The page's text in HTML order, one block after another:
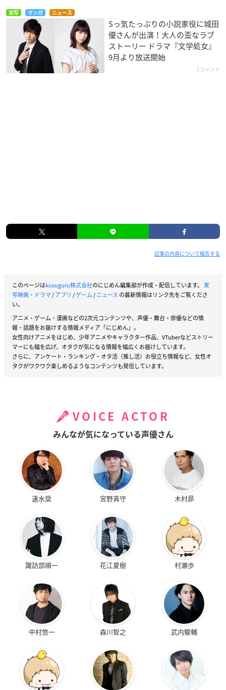
実写 マンガ ニュース
Sっ気たっぷりの小説家役に城田
優さんが出演！大人の歪なラブ
ストーリー ドラマ『文学処女』
9月より放送開始
2コメント
記事の内容について報告する
このページはkusuguru株式会社のにじめん編集部が作成・配信しています。 実
写映画・ドラマ/アプリ /ゲーム/ニュース の最新情報はリンク先をご覧くださ
い。
アニメ・ゲーム・漫画などの2次元コンテンツや、声優・舞台・俳優などの情
報・話題をお届けする情報メディア「にじめん」。
女性向けアニメをはじめ、少年アニメやキャラクター作品、VTuberなどストリー
マーにも幅を広げ、オタクが気になる情報を幅広くお届けしています。
さらに、アンケート・ランキング・オタ活（推し活）お役立ち情報など、女性オ
タクがワクワク楽しめるようなコンテンツも発信しています。
VOICE ACTOR
みんなが気になっている声優さん
速水奨 宮野真守 木村昴
諏訪部順一 花江夏樹 村瀬歩
中村悠一 森川智之 武内駿輔